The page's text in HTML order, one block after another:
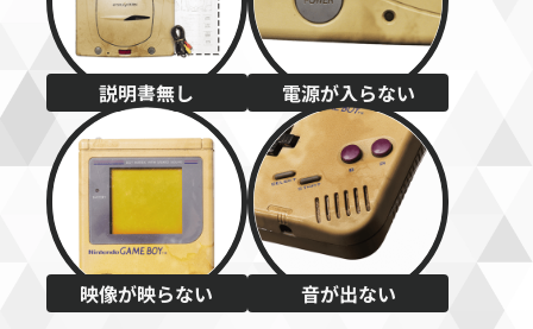
説明書無し 電源が入らない
映像が映らない 音が出ない